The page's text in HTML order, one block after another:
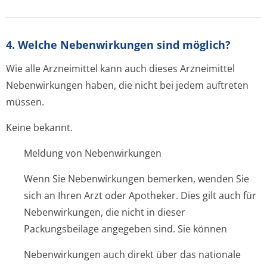
4. Welche Nebenwirkungen sind möglich?
Wie alle Arzneimittel kann auch dieses Arzneimittel
Nebenwirkungen haben, die nicht bei jedem auftreten
müssen.
Keine bekannt.
Meldung von Nebenwirkungen
Wenn Sie Nebenwirkungen bemerken, wenden Sie
sich an Ihren Arzt oder Apotheker. Dies gilt auch für
Nebenwirkungen, die nicht in dieser
Packungsbeilage angegeben sind. Sie können
Nebenwirkungen auch direkt über das nationale